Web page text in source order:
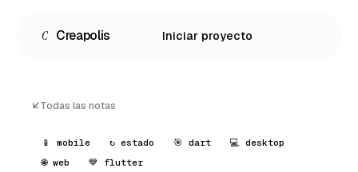
C Creapolis Iniciar proyecto
Todas las notas
📱 mobile ↻ estado 🎯 dart
💻 desktop
🌐 web
💙 flutter